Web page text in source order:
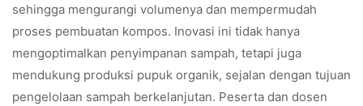
sehingga mengurangi volumenya dan mempermudah
proses pembuatan kompos. Inovasi ini tidak hanya
mengoptimalkan penyimpanan sampah, tetapi juga
mendukung produksi pupuk organik, sejalan dengan tujuan
pengelolaan sampah berkelanjutan. Peserta dan dosen